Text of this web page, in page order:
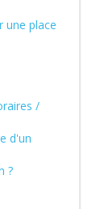
une place
/
d'un
?